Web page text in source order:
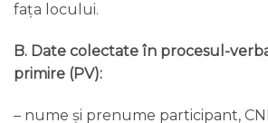
fața locului.
B. Date colectate în procesul-
primire (PV):
– nume și prenume participant,